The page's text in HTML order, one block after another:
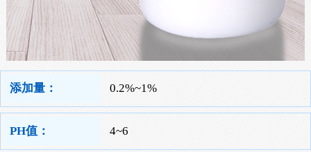
添加量： 0.2%~1%
PH值： 4~6